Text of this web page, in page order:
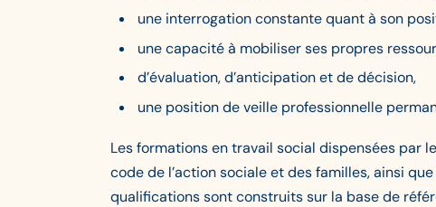
une interrogation constante quant à son
une capacité à mobiliser ses propres
d’évaluation, d’anticipation et de décision,
une position de veille professionnelle
Les formations en travail social dispensées par
code de l’action sociale et des familles, ainsi
qualifications sont construits sur la base de